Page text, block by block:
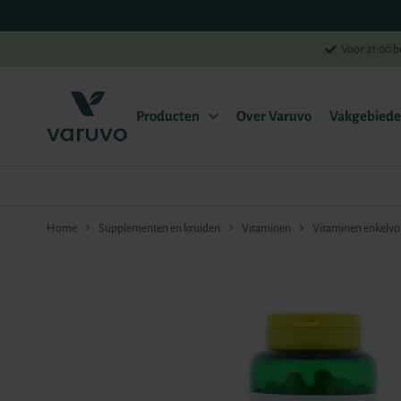
Voor 21:00
Producten Over Varuvo
Home Supplementen en kruiden Vitaminen Vitaminen